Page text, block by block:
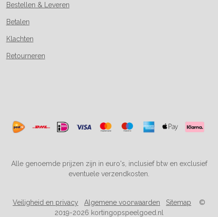
Bestellen & Leveren
Betalen
Klachten
Retourneren
Alle genoemde prijzen zijn in euro's, inclusief btw en exclusief
eventuele verzendkosten.
Veiligheid en privacy Algemene voorwaarden Sitemap ©
2019-2026 kortingopspeelgoed.nl